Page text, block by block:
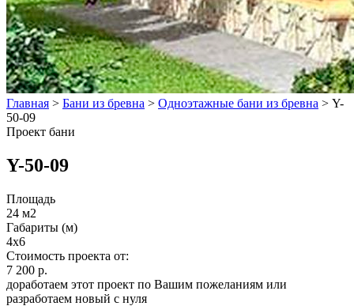
Главная > Бани из бревна > Одноэтажные бани из бревна > Y-
50-09
Проект бани
Y-50-09
Площадь
24 м2
Габариты (м)
4x6
Стоимость проекта от:
7 200 р.
доработаем этот проект по Вашим пожеланиям или
разработаем новый с нуля